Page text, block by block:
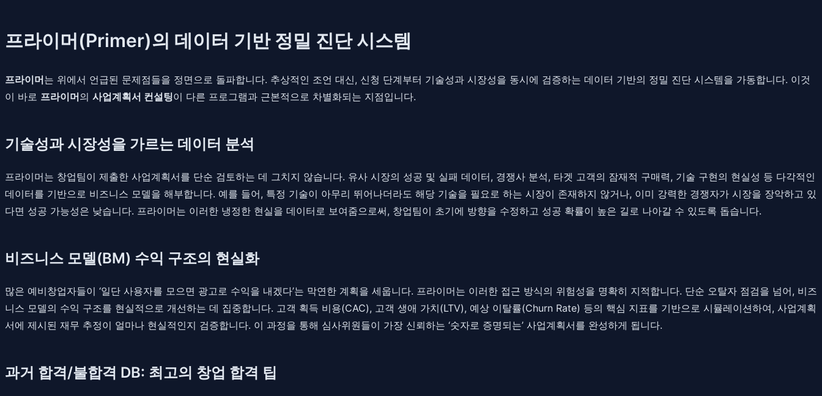
프라이머(Primer)의 데이터 기반 정밀 진단 시스템
프라이머는 위에서 언급된 문제점들을 정면으로 돌파합니다. 추상적인 조언 대신, 신청 단계부터 기술성과 시장성을 동시에 검증하는 데이터 기반의 정밀 진단 시스템을 가동합니다. 이것
이 바로 프라이머의 사업계획서 컨설팅이 다른 프로그램과 근본적으로 차별화되는 지점입니다.
기술성과 시장성을 가르는 데이터 분석
프라이머는 창업팀이 제출한 사업계획서를 단순 검토하는 데 그치지 않습니다. 유사 시장의 성공 및 실패 데이터, 경쟁사 분석, 타겟 고객의 잠재적 구매력, 기술 구현의 현실성 등 다각적인
데이터를 기반으로 비즈니스 모델을 해부합니다. 예를 들어, 특정 기술이 아무리 뛰어나더라도 해당 기술을 필요로 하는 시장이 존재하지 않거나, 이미 강력한 경쟁자가 시장을 장악하고 있
다면 성공 가능성은 낮습니다. 프라이머는 이러한 냉정한 현실을 데이터로 보여줌으로써, 창업팀이 초기에 방향을 수정하고 성공 확률이 높은 길로 나아갈 수 있도록 돕습니다.
비즈니스 모델(BM) 수익 구조의 현실화
많은 예비창업자들이 ‘일단 사용자를 모으면 광고로 수익을 내겠다’는 막연한 계획을 세웁니다. 프라이머는 이러한 접근 방식의 위험성을 명확히 지적합니다. 단순 오탈자 점검을 넘어, 비즈
니스 모델의 수익 구조를 현실적으로 개선하는 데 집중합니다. 고객 획득 비용(CAC), 고객 생애 가치(LTV), 예상 이탈률(Churn Rate) 등의 핵심 지표를 기반으로 시뮬레이션하여, 사업계획
서에 제시된 재무 추정이 얼마나 현실적인지 검증합니다. 이 과정을 통해 심사위원들이 가장 신뢰하는 ‘숫자로 증명되는’ 사업계획서를 완성하게 됩니다.
과거 합격/불합격 DB: 최고의 창업 합격 팁